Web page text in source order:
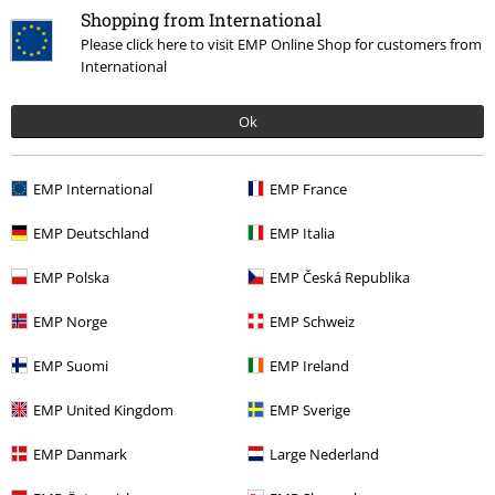
Shopping from International
Please click here to visit EMP Online Shop for customers from
International
Ok
EMP International EMP France
EMP Deutschland EMP Italia
EMP Polska EMP Česká Republika
EMP Norge EMP Schweiz
EMP Suomi EMP Ireland
EMP United Kingdom EMP Sverige
EMP Danmark Large Nederland
Ärzte, Die Toten Hosen, Feine Sahne Fischfilet, Broilers, Böhse Onkelz a
zboží, jehož koupí podpoříte nadaci.
Náš zákaznický servis je tu pro vás
Znovu dostupné: Pondělí od 09:00 do 17:00.Dozvědět se více
Zákaznícky servis
Pomoc / FAQ
Podmínky vracení zboží